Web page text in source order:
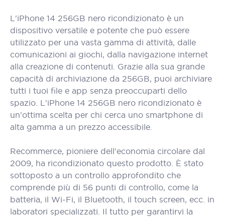
L'iPhone 14 256GB nero ricondizionato è un
dispositivo versatile e potente che può essere
utilizzato per una vasta gamma di attività, dalle
comunicazioni ai giochi, dalla navigazione internet
alla creazione di contenuti. Grazie alla sua grande
capacità di archiviazione da 256GB, puoi archiviare
tutti i tuoi file e app senza preoccuparti dello
spazio. L'iPhone 14 256GB nero ricondizionato è
un'ottima scelta per chi cerca uno smartphone di
alta gamma a un prezzo accessibile.
Recommerce, pioniere dell'economia circolare dal
2009, ha ricondizionato questo prodotto. È stato
sottoposto a un controllo approfondito che
comprende più di 56 punti di controllo, come la
batteria, il Wi-Fi, il Bluetooth, il touch screen, ecc. in
laboratori specializzati. Il tutto per garantirvi la